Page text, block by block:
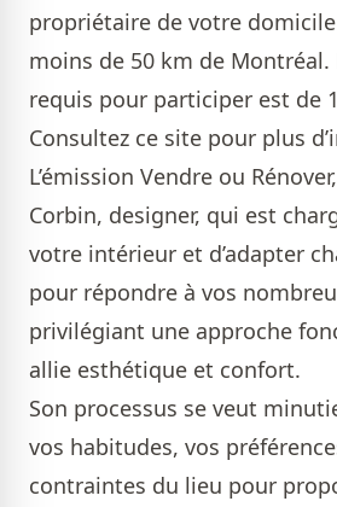
propriétaire de votre
moins de 50 km de Montréal.
requis pour participer est de
Consultez ce site pour plus
L’émission Vendre ou
Corbin, designer, qui est
votre intérieur et d’adapter
pour répondre à vos
privilégiant une approche
allie esthétique et confort.
Son processus se veut
vos habitudes, vos
contraintes du lieu pour